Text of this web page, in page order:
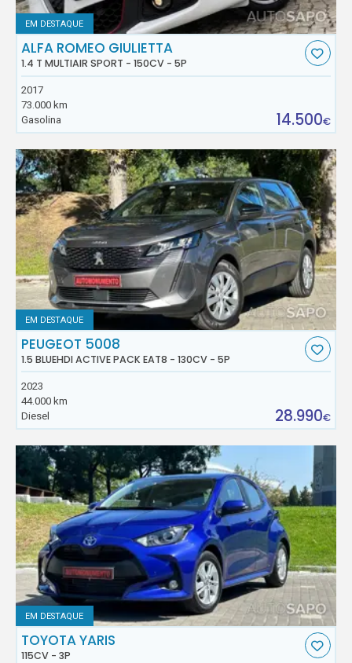
EM DESTAQUE
ALFA ROMEO GIULIETTA
1.4 T MULTIAIR SPORT - 150CV - 5P
2017
73.000 km
Gasolina
14.500€
EM DESTAQUE
PEUGEOT 5008
1.5 BLUEHDI ACTIVE PACK EAT8 - 130CV - 5P
2023
44.000 km
Diesel
28.990€
EM DESTAQUE
TOYOTA YARIS
115CV - 3P